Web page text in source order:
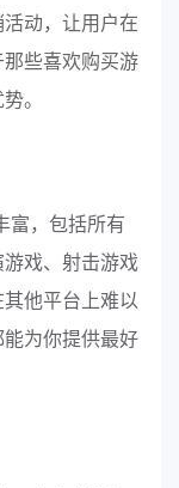
动，让用户在
些喜欢购买游
。
富，包括所有
戏、射击游戏
他平台上难以
为你提供最好